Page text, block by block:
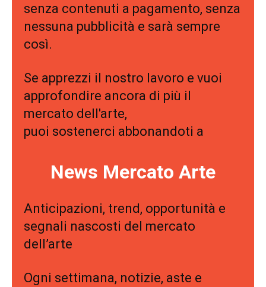
senza contenuti a pagamento, senza
nessuna pubblicità e sarà sempre
così.
Se apprezzi il nostro lavoro e vuoi
approfondire ancora di più il
mercato dell'arte,
puoi sostenerci abbonandoti a
News Mercato Arte
Anticipazioni, trend, opportunità e
segnali nascosti del mercato
dell’arte
Ogni settimana, notizie, aste e